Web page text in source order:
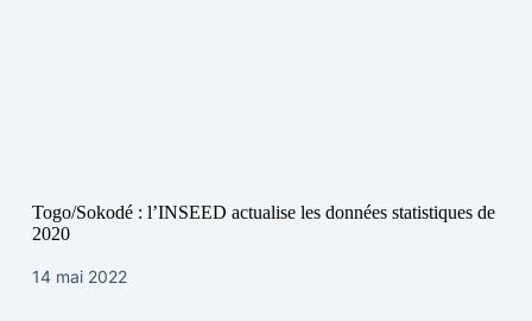
Togo/Sokodé : l’INSEED actualise les données statistiques de
2020
14 mai 2022